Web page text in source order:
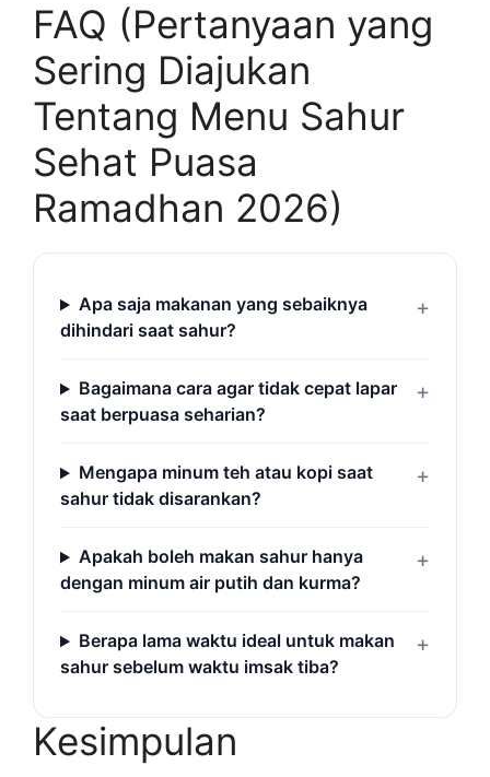
FAQ (Pertanyaan yang
Sering Diajukan
Tentang Menu Sahur
Sehat Puasa
Ramadhan 2026)
Apa saja makanan yang sebaiknya
dihindari saat sahur?
Bagaimana cara agar tidak cepat lapar
saat berpuasa seharian?
Mengapa minum teh atau kopi saat
sahur tidak disarankan?
Apakah boleh makan sahur hanya
dengan minum air putih dan kurma?
Berapa lama waktu ideal untuk makan
sahur sebelum waktu imsak tiba?
Kesimpulan